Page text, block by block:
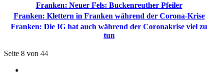
Franken: Neuer Fels: Buckenreuther Pfeiler
Franken: Klettern in Franken während der Corona-Krise
Franken: Die IG hat auch während der Coronakrise viel zu
tun
Seite 8 von 44